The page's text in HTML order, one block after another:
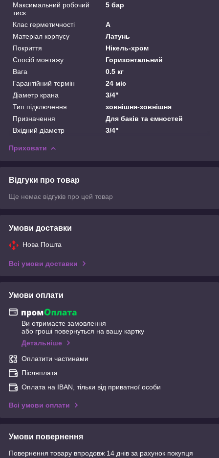
Максимальний робочий
тиск
5 бар
Клас герметичності
А
Матеріал корпусу
Латунь
Покриття
Нікель-хром
Спосіб монтажу
Горизонтальний
Вага
0.5 кг
Гарантійний термін
24 міс
Діаметр крана
3/4"
Тип підключення
зовнішня-зовнішня
Призначення
Для баків та ємностей
Вхідний діаметр
3/4"
Приховати
Відгуки про товар
Ще немає відгуків про цей товар
Умови доставки
Нова Пошта
Всі умови доставки
Умови оплати
Ви отримаєте замовлення
або гроші повернуться на вашу картку
Детальніше
Оплатити частинами
Післяплата
Оплата на IBAN, тільки від приватної особи
Всі умови оплати
Умови повернення
Повернення товару впродовж 14 днів за рахунок покупця